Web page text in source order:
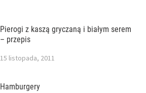
Pierogi z kaszą gryczaną i białym serem
– przepis
15 listopada, 2011
Hamburgery